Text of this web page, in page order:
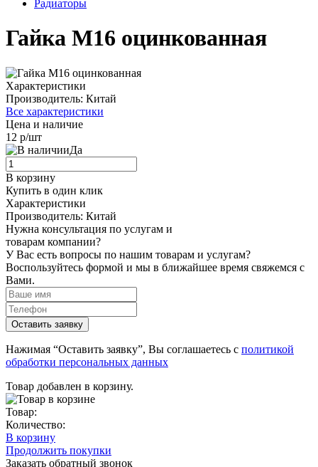
Радиаторы
Гайка М16 оцинкованная
Характеристики
Производитель: Китай
Все характеристики
Цена и наличие
12 р/шт
Да
В корзину
Купить в один клик
Характеристики
Производитель: Китай
Нужна консультация по услугам и
товарам компании?
У Вас есть вопросы по нашим товарам и услугам?
Воспользуйтесь формой и мы в ближайшее время свяжемся с
Вами.
Нажимая “Оставить заявку”, Вы соглашаетесь с политикой
обработки персональных данных
Товар добавлен в корзину.
Товар:
Количество:
В корзину
Продолжить покупки
Заказать обратный звонок